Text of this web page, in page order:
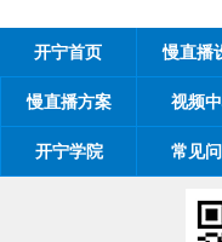
开宁首页 慢直播
慢直播方案 视频
开宁学院 常见